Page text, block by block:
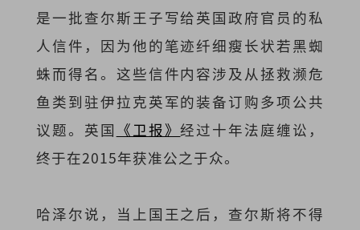
是一批查尔斯王子写给英国政府官员的私
人信件，因为他的笔迹纤细瘦长状若黑蜘
蛛而得名。这些信件内容涉及从拯救濒危
鱼类到驻伊拉克英军的装备订购多项公共
议题。英国 《卫报》经过十年法庭缠讼，
终于在2015年获准公之于众。
哈泽尔说，当上国王之后，查尔斯将不得